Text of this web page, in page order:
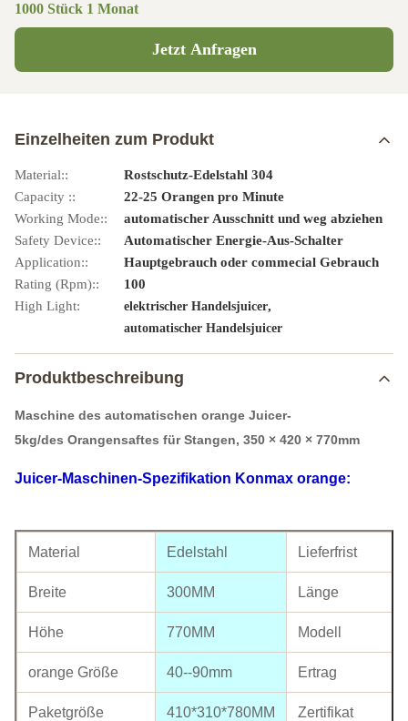
1000 Stück 1 Monat
Jetzt Anfragen
Einzelheiten zum Produkt
Material::
Rostschutz-Edelstahl 304
Capacity ::
22-25 Orangen pro Minute
Working Mode::
automatischer Ausschnitt und weg abziehen
Safety Device::
Automatischer Energie-Aus-Schalter
Application::
Hauptgebrauch oder commecial Gebrauch
Rating (Rpm)::
100
High Light:
elektrischer Handelsjuicer,
automatischer Handelsjuicer
Produktbeschreibung
Maschine des automatischen orange Juicer-
5kg/des Orangensaftes für Stangen, 350 × 420 × 770mm
Juicer-Maschinen-Spezifikation Konmax orange:
Material Edelstahl Lieferfrist
Breite 300MM Länge
Höhe 770MM Modell
orange Größe 40--90mm Ertrag
Paketgröße 410*310*780MM Zertifikat